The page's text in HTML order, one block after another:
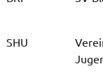
SHU